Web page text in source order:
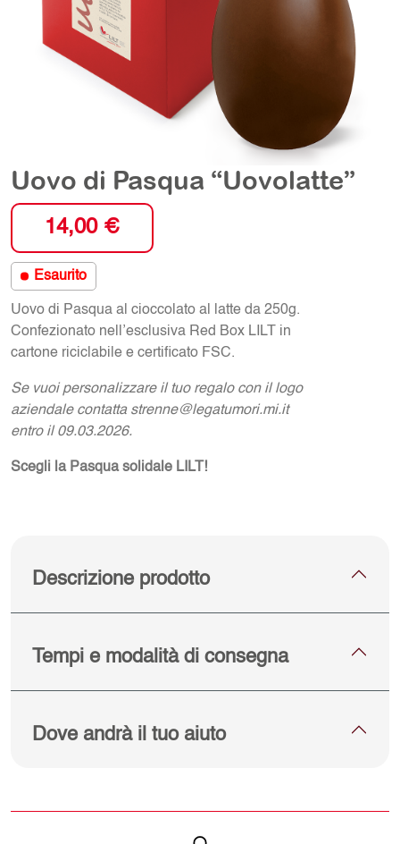
Uovo di Pasqua “Uovolatte”
14,00 €
Esaurito
Uovo di Pasqua al cioccolato al latte da 250g.
Confezionato nell’esclusiva Red Box LILT in
cartone riciclabile e certificato FSC.
Se vuoi personalizzare il tuo regalo con il logo
aziendale contatta strenne@legatumori.mi.it
entro il 09.03.2026.
Scegli la Pasqua solidale LILT!
Descrizione prodotto
Tempi e modalità di consegna
Dove andrà il tuo aiuto